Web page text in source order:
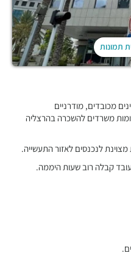
תמונות
מכובדים, מודרניים
המתנשאים לגובה של 4 קומות משרדים להשכרה בהרצליה
לנכנסים לאזור התעשייה.
בעובד קבלה רוב שעות היממה.